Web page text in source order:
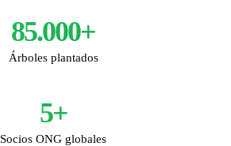
85.000+
Árboles plantados
5+
Socios ONG globales